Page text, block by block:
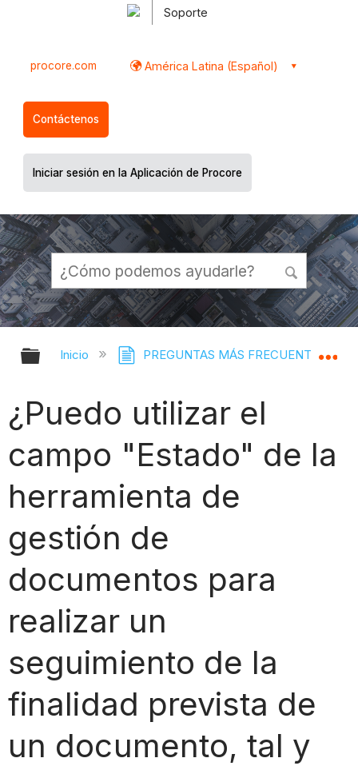
Soporte
procore.com América Latina (Español)
Contáctenos
Iniciar sesión en la Aplicación de Procore
Expandir/contraer jerarquía global
Inicio PREGUNTAS MÁS FRECUENTES
¿Puedo utilizar el
campo "Estado" de la
herramienta de
gestión de
documentos para
realizar un
seguimiento de la
finalidad prevista de
un documento, tal y